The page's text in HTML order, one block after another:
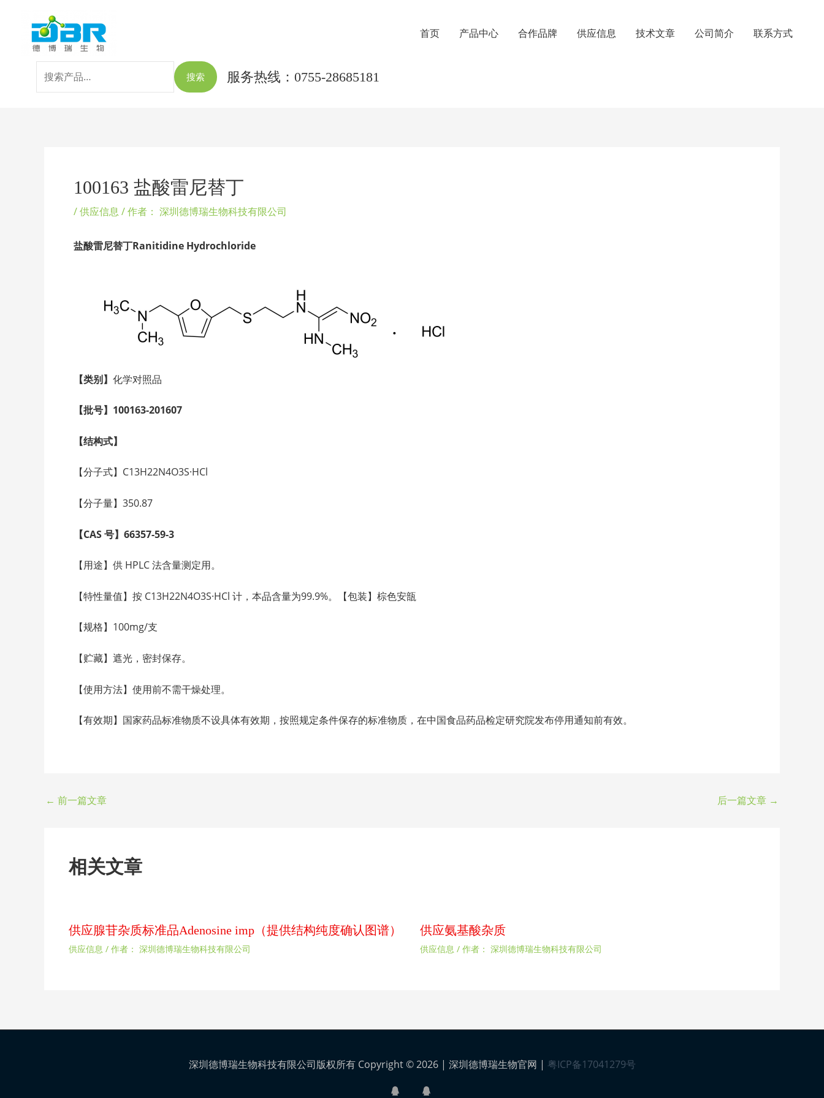
首页 产品中心 合作品牌 供应信息 技术文章 公司简介 联系方式
索：
搜索 服务热线：0755-28685181
100163 盐酸雷尼替丁
/供应信息 / 作者： 深圳德博瑞生物科技有限公司
盐酸雷尼替丁Ranitidine Hydrochloride
【类别】 化学对照品
【批号】100163-201607
【结构式】
【分子式】C13H22N4O3S·HCl
【分子量】350.87
【CAS 号】66357-59-3
【用途】供 HPLC 法含量测定用。
【特性量值】按 C13H22N4O3S·HCl 计，本品含量为99.9%。【包装】棕色安瓿
【规格】100mg/支
【贮藏】遮光，密封保存。
【使用方法】使用前不需干燥处理。
【有效期】国家药品标准物质不设具体有效期，按照规定条件保存的标准物质，在中国食品药品检定研究院发布停用通知前有效。
← 前一篇文章 后一篇文章 →
相关文章
供应腺苷杂质标准品Adenosine imp（提供结构纯度确认图谱）
供应信息 / 作者： 深圳德博瑞生物科技有限公司
供应氨基酸杂质
供应信息 / 作者： 深圳德博瑞生物科技有限公司
深圳德博瑞生物科技有限公司版权所有 Copyright © 2026 | 深圳德博瑞生物官网 | 粤ICP备17041279号